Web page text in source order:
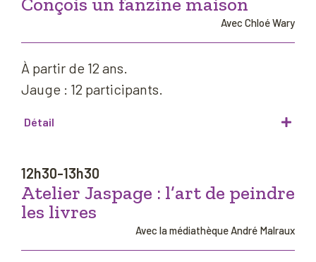
Avec Chloé Wary
À partir de 12 ans.
Jauge : 12 participants.
Détail
12h30-13h30
Atelier Jaspage : l’art de peindre
les livres
Avec la médiathèque André Malraux